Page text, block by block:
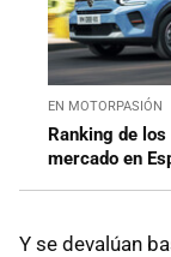
EN MOTORPASIÓN
Ranking de
mercado en
Y se devalúan